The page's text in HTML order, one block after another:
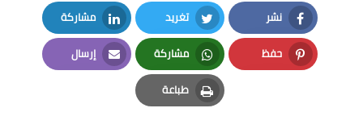
نشر
Facebook
تغريد
Twitter
مشاركة
LinkedIn
حفظ
Pinterest
مشاركة
Whatsapp
إرسال
Email
طباعة
Print